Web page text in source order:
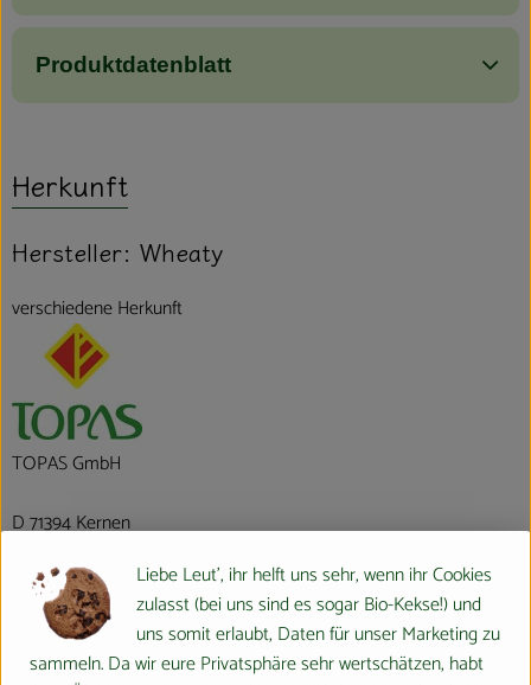
Produktdatenblatt
Herkunft
Hersteller: Wheaty
verschiedene Herkunft
TOPAS GmbH
D 71394 Kernen
Wheaty und Veggyness: Vegane Erfolgsmarken mit Tradition
Liebe Leut', ihr helft uns sehr, wenn ihr Cookies
zulasst (bei uns sind es sogar Bio-Kekse!) und
uns somit erlaubt, Daten für unser Marketing zu
sammeln. Da wir eure Privatsphäre sehr wertschätzen, habt